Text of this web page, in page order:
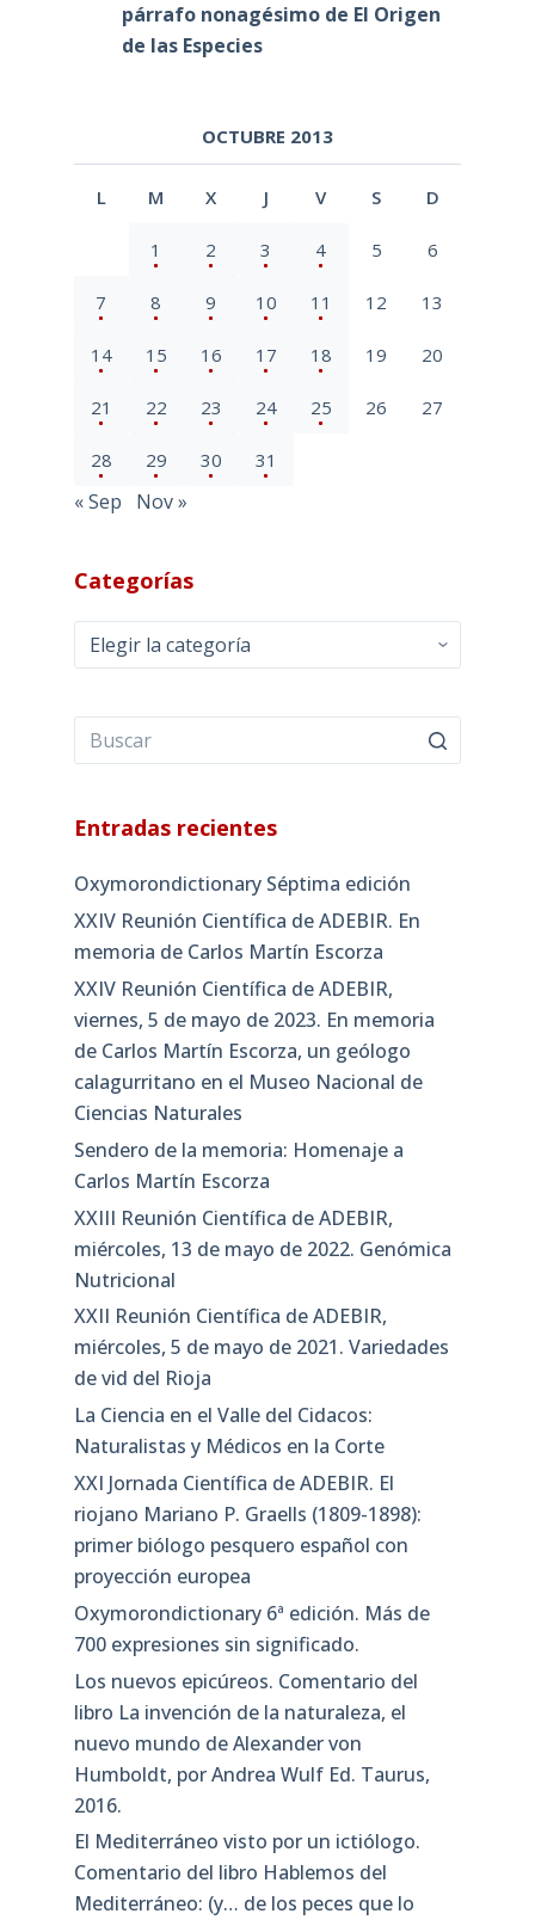
párrafo nonagésimo de El Origen
de las Especies
OCTUBRE 2013
L M X J V S D
1 2 3 4 5 6
7 8 9 10 11 12 13
14 15 16 17 18 19 20
21 22 23 24 25 26 27
28 29 30 31
« Sep Nov »
Categorías
Categorías
Entradas recientes
Oxymorondictionary Séptima edición
XXIV Reunión Científica de ADEBIR. En
memoria de Carlos Martín Escorza
XXIV Reunión Científica de ADEBIR,
viernes, 5 de mayo de 2023. En memoria
de Carlos Martín Escorza, un geólogo
calagurritano en el Museo Nacional de
Ciencias Naturales
Sendero de la memoria: Homenaje a
Carlos Martín Escorza
XXIII Reunión Científica de ADEBIR,
miércoles, 13 de mayo de 2022. Genómica
Nutricional
XXII Reunión Científica de ADEBIR,
miércoles, 5 de mayo de 2021. Variedades
de vid del Rioja
La Ciencia en el Valle del Cidacos:
Naturalistas y Médicos en la Corte
XXI Jornada Científica de ADEBIR. El
riojano Mariano P. Graells (1809-1898):
primer biólogo pesquero español con
proyección europea
Oxymorondictionary 6ª edición. Más de
700 expresiones sin significado.
Los nuevos epicúreos. Comentario del
libro La invención de la naturaleza, el
nuevo mundo de Alexander von
Humboldt, por Andrea Wulf Ed. Taurus,
2016.
El Mediterráneo visto por un ictiólogo.
Comentario del libro Hablemos del
Mediterráneo: (y… de los peces que lo